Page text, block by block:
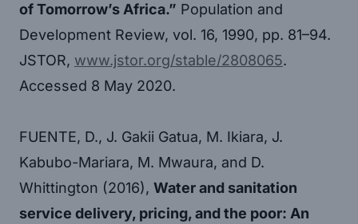
of Tomorrow’s Africa.” Population and
Development Review, vol. 16, 1990, pp. 81–94.
JSTOR, www.jstor.org/stable/2808065.
Accessed 8 May 2020.
FUENTE, D., J. Gakii Gatua, M. Ikiara, J.
Kabubo-Mariara, M. Mwaura, and D.
Whittington (2016), Water and sanitation
service delivery, pricing, and the poor: An